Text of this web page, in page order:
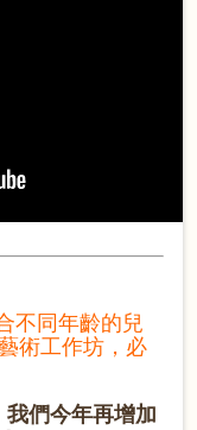
不同年齡的兒
術工作坊，必
們今年再增加